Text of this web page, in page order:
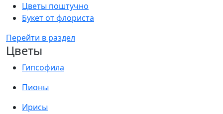
Цветы поштучно
Букет от флориста
Перейти в раздел
Цветы
Гипсофила
Пионы
Ирисы